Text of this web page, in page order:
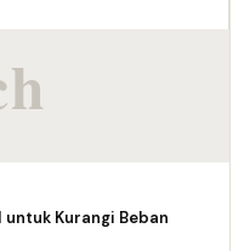
untuk Kurangi Beban